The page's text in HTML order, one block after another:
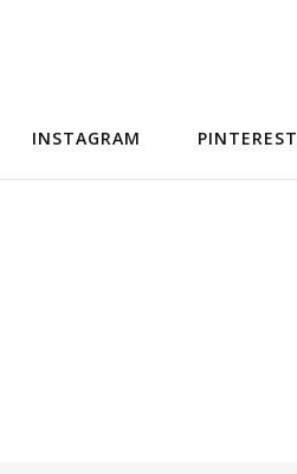
INSTAGRAM PINTEREST